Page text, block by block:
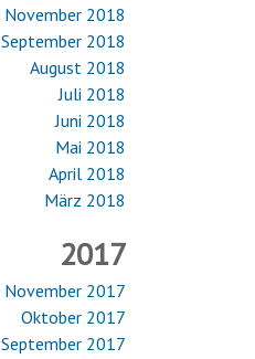
November 2018
September 2018
August 2018
Juli 2018
Juni 2018
Mai 2018
April 2018
März 2018
2017
November 2017
Oktober 2017
September 2017